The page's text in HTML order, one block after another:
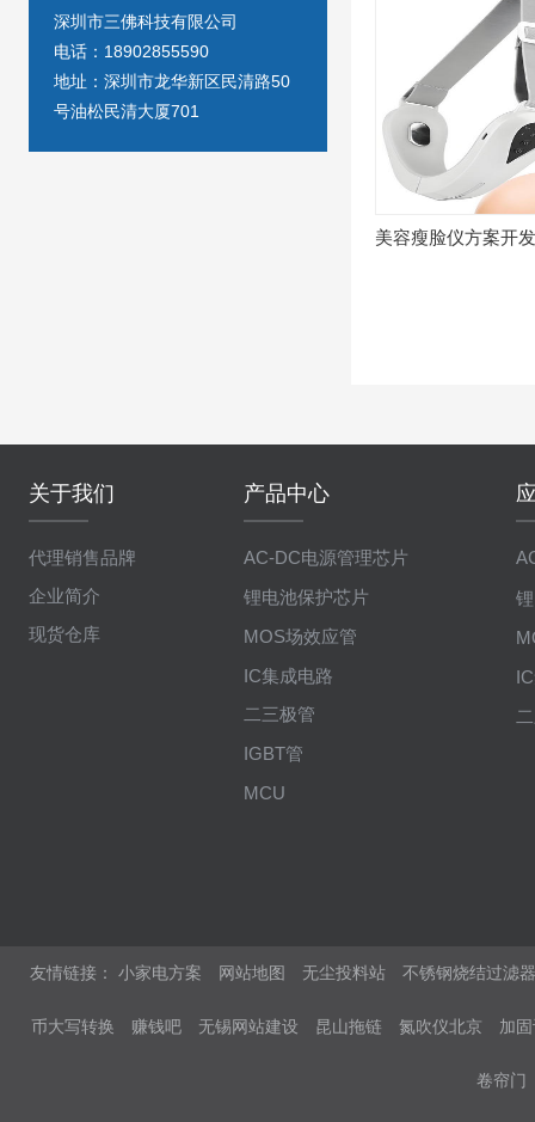
深圳市三佛科技有限公司
电话：18902855590
地址：深圳市龙华新区民清路50
号油松民清大厦701
美容瘦脸仪方案开
关于我们
代理销售品牌
企业简介
现货仓库
产品中心
AC-DC电源管理芯片
锂电池保护芯片
MOS场效应管
IC集成电路
二三极管
IGBT管
MCU
友情链接： 小家电方案 网站地图 无尘投料站 不锈钢烧结过滤器
币大写转换 赚钱吧 无锡网站建设 昆山拖链 氮吹仪北京 加
卷帘门